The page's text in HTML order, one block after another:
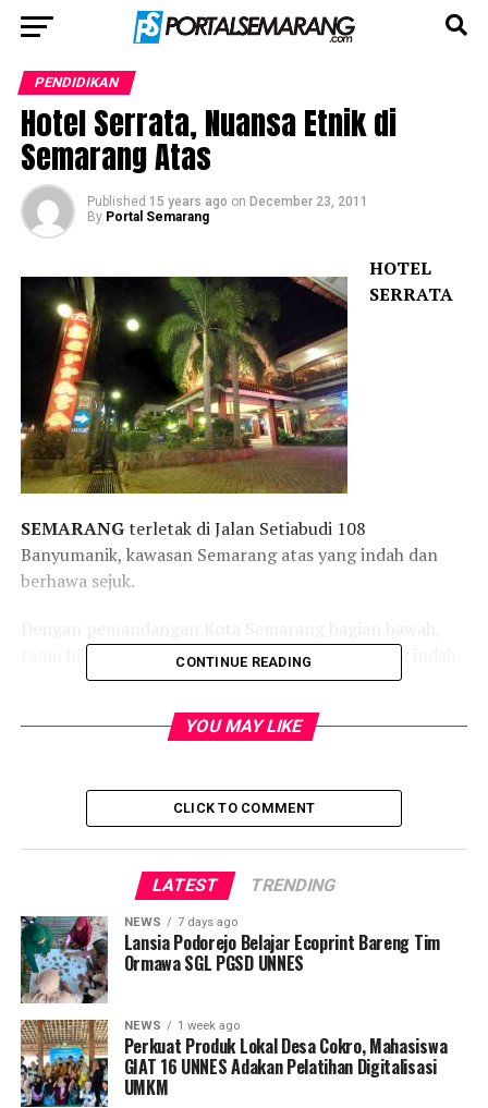
PENDIDIKAN
Hotel Serrata, Nuansa Etnik di
Semarang Atas
Published 15 years ago on December 23, 2011
By Portal Semarang
HOTEL
SERRATA
SEMARANGterletak di Jalan Setiabudi 108
Banyumanik, kawasan Semarang atas yang indah dan
berhawa sejuk.
tamu bisa menikmati view Semarang malam yang indah.
108 Semarang, dekat dengan jalan tol. Dapat dicapai
_________________________________________
HOTEL SERRATA SEMARANG
Jl Setiabudi 108 Semarang-Indonesia
Phone: (024) 7470270 – 7470271 – 7466305
www.pondokserratasemarang.com
_________________________________________
Pondok Serrata Hotel menghadirkan perpaduan tata
CONTINUE READING
YOU MAY LIKE
CLICK TO COMMENT
LATEST TRENDING
NEWS 7 days ago
Lansia Podorejo Belajar Ecoprint Bareng Tim
Ormawa SGL PGSD UNNES
NEWS 1 week ago
Perkuat Produk Lokal Desa Cokro, Mahasiswa
GIAT 16 UNNES Adakan Pelatihan Digitalisasi
UMKM